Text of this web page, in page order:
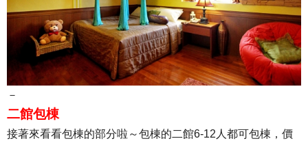
－
二館包棟
接著來看看包棟的部分啦～包棟的二館6-12人都可包棟，價